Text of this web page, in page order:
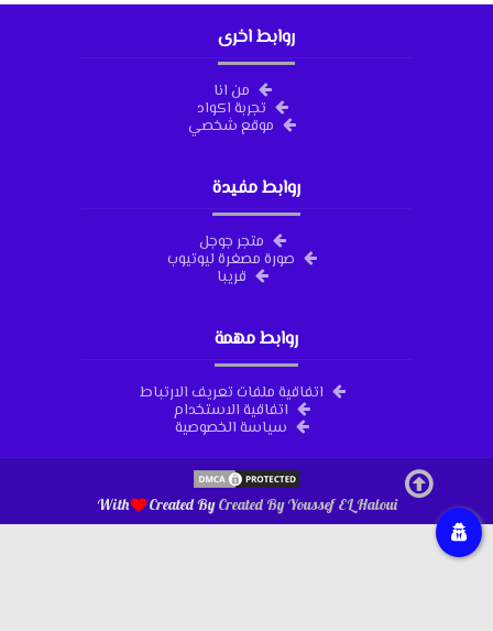
روابط اخرى
من انا
تجربة اكواد
موقع شخصي
روابط مفيدة
متجر جوجل
صورة مصغرة ليوتيوب
قريبا
روابط مهمة
اتفاقية ملفات تعريف الارتباط
اتفاقية الاستخدام
سياسة الخصوصية
With Created ByCreated ByYoussef EL Haloui